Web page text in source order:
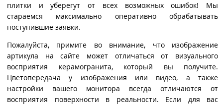
плитки и уберегут от всех возможных ошибок! Мы
стараемся максимально оперативно обрабатывать
поступившие заявки.
Пожалуйста, примите во внимание, что изображение
артикула на сайте может отличаться от визуального
восприятия керамогранита, который вы получите.
Цветопередача у изображения или видео, а также
настройки вашего монитора всегда отличаются от
восприятия поверхности в реальности. Если для вас